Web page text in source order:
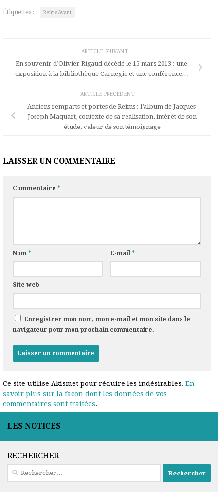
Étiquettes : ReimsAvant
ARTICLE SUIVANT
En souvenir d’Olivier Rigaud décédé le 15 mars 2013 : une
exposition à la bibliothèque Carnegie et une conférence…
ARTICLE PRÉCÉDENT
Anciens remparts et portes de Reims : l’album de Jacques-
Joseph Maquart, contexte de sa réalisation, intérêt de son
étude, valeur de son témoignage
LAISSER UN COMMENTAIRE
Commentaire*
Nom* E-mail*
Site web
Enregistrer mon nom, mon e-mail et mon site dans le
navigateur pour mon prochain commentaire.
Ce site utilise Akismet pour réduire les indésirables.En
savoir plus sur la façon dont les données de vos
commentaires sont traitées.
LES NOTICES
RECHERCHER
Rechercher :